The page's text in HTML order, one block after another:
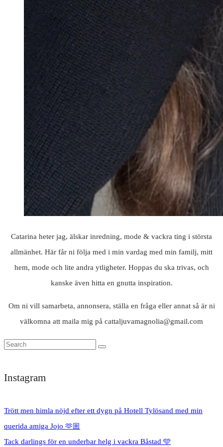
Catarina heter jag, älskar inredning, mode & vackra ting i största
allmänhet. Här får ni följa med i min vardag med min familj, mitt
hem, mode och lite andra ytligheter. Hoppas du ska trivas, och
kanske även hitta en gnutta inspiration.
Om ni vill samarbeta, annonsera, ställa en fråga eller annat så är ni
välkomna att maila mig på cattaljuvamagnolia@gmail.com
Instagram
Trött men himla nöjd efter ett dygn på Hotell Tylösand med min
querida amiga Jojo 🫶🏼
Tack darlings för en underbar helg i vackra Båstad 🩵